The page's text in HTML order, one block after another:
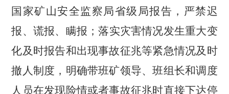
国家矿山安全监察局省级局报告，严禁迟
报、谎报、瞒报；落实灾害情况发生重大变
化及时报告和出现事故征兆等紧急情况及时
撤人制度，明确带班矿领导、班组长和调度
人员在发现险情或者事故征兆时直接下达停